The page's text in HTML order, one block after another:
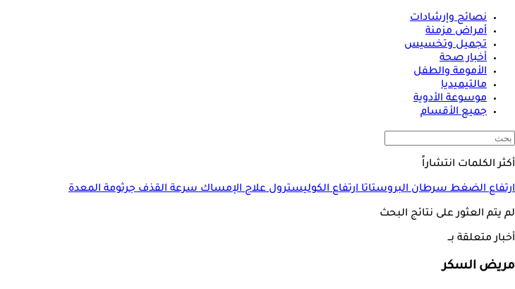
نصائح وإرشادات
أمراض مزمنة
تجميل وتخسيس
أخبار صحة
الأمومة والطفل
مالتيميديا
موسوعة الأدوية
جميع الأقسام
أكثر الكلمات انتشاراً
ارتفاع الضغطسرطان البروستاتاارتفاع الكوليسترولعلاج الإمساكسرعة القذفجرثومة المعدة
لم يتم العثور على نتائج البحث
أخبار متعلقة بــ
مريض السكر